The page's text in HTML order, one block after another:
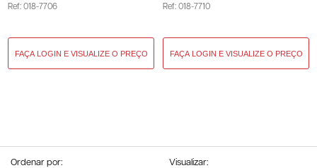
Ref: 018-7706 Ref: 018-7710
Ordenar por: Visualizar: